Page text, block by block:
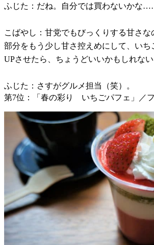
ふじた：だね。自分では買わないかな
こばやし：甘党でもびっくりする甘さな
部分をもう少し甘さ控えめにして、いち
UPさせたら、ちょうどいいかもしれない
ふじた：さすがグルメ担当（笑）。
第7位：「春の彩り いちごパフェ」／